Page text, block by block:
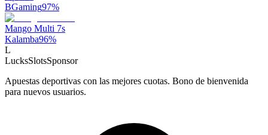
BGaming97%
Mango Multi 7s
Kalamba96%
L
LucksSlotsSponsor
Apuestas deportivas con las mejores cuotas. Bono de bienvenida
para nuevos usuarios.